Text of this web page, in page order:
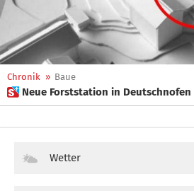
Chronik » Baue
 Neue Forststation in Deutschnofen
Wetter